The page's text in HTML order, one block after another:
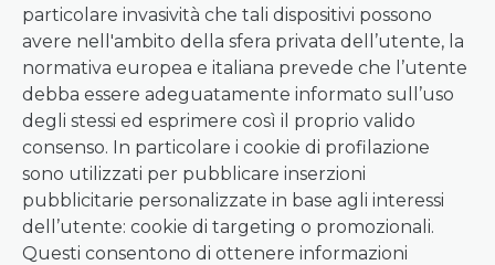
particolare invasività che tali dispositivi possono
avere nell'ambito della sfera privata dell’utente, la
normativa europea e italiana prevede che l’utente
debba essere adeguatamente informato sull’uso
degli stessi ed esprimere così il proprio valido
consenso. In particolare i cookie di profilazione
sono utilizzati per pubblicare inserzioni
pubblicitarie personalizzate in base agli interessi
dell’utente: cookie di targeting o promozionali.
Questi consentono di ottenere informazioni